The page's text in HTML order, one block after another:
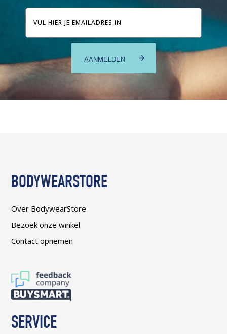
E-
mailadres
BODYWEARSTORE
Over BodywearStore
Bezoek onze winkel
Contact opnemen
SERVICE